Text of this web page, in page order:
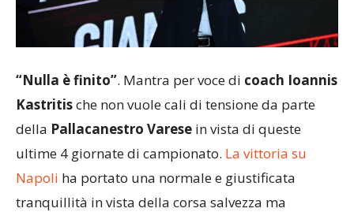
“Nulla è finito”. Mantra per voce di coach Ioannis
Kastritische non vuole cali di tensione da parte
della Pallacanestro Varese in vista di queste
ultime 4 giornate di campionato. La vittoria su
Napoli ha portato una normale e giustificata
tranquillità in vista della corsa salvezza ma